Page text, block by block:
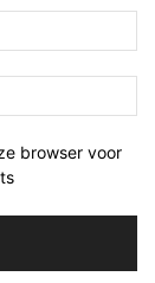
browser voor